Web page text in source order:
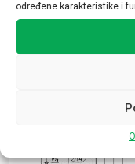
određene karakteristike i
Povezani